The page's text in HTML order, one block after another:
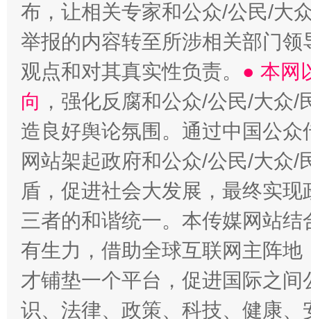
布，让相关专家和公众/公民/大
举报的内容转至所涉相关部门
观点和对其真实性负责。 ● 本网
向 ，强化反腐和公众/公民/大众
造良好舆论氛围。通过中国公
网站架起政府和公众/公民/大众
盾，促进社会大发展，最终实
三者的和谐统一。本传媒网站
有生力，借助全球互联网主阵
才铺垫一个平台，促进国际之
识、法律、政策、科技、健康